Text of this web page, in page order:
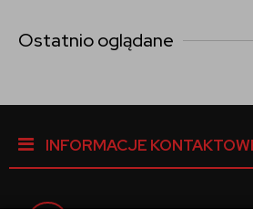
Ostatnio oglądane
INFORMACJE